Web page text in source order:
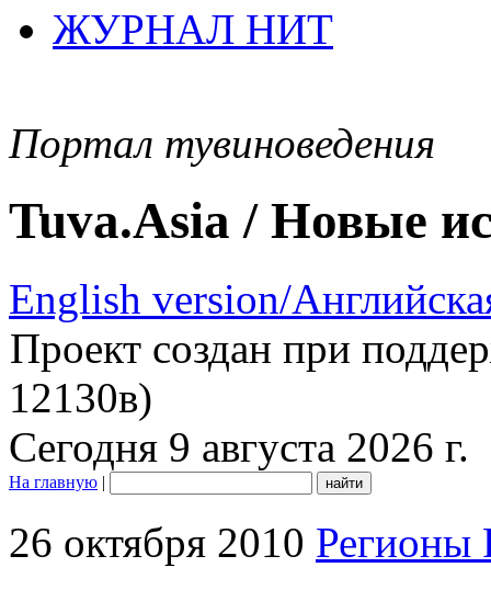
ЖУРНАЛ НИТ
Портал тувиноведения
Tuva.Asia / Новые
English version/
Проект создан при
12130в)
Сегодня 9 августа 2026 г.
На главную |
26 октября 2010 Регионы